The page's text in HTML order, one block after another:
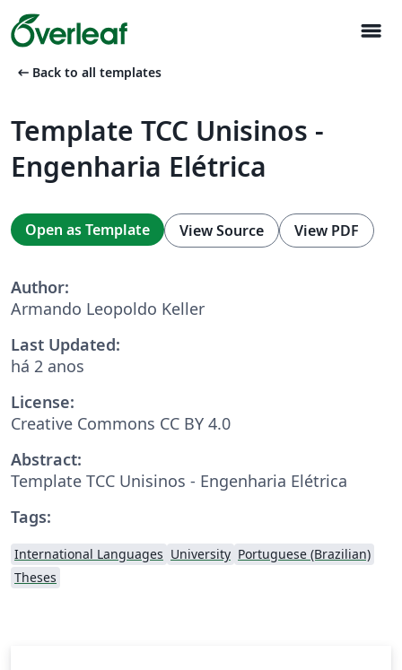
menu
arrow_left_alt Back to all templates
Template TCC Unisinos -
Engenharia Elétrica
Open as Template View Source View PDF
Author:
Armando Leopoldo Keller
Last Updated:
há 2 anos
License:
Creative Commons CC BY 4.0
Abstract:
Template TCC Unisinos - Engenharia Elétrica
Tags:
International Languages University Portuguese (Brazilian)
Theses